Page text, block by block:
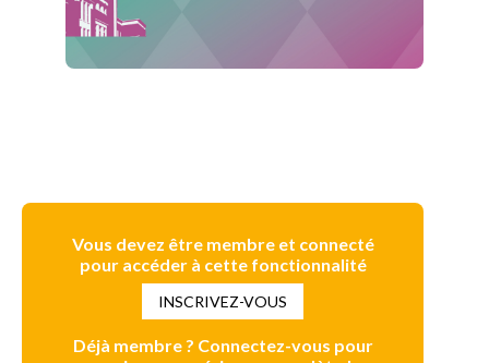
Vous devez être membre et connecté
pour accéder à cette fonctionnalité
INSCRIVEZ-VOUS
Déjà membre ? Connectez-vous pour